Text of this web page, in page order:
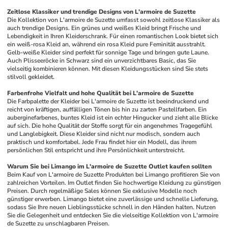
Zeitlose Klassiker und trendige Designs von L'armoire de Suzette
Die Kollektion von L'armoire de Suzette umfasst sowohl zeitlose Klassiker als
auch trendige Designs. Ein grünes und weißes Kleid bringt Frische und
Lebendigkeit in Ihren Kleiderschrank. Für einen romantischen Look bietet sich
ein weiß-rosa Kleid an, während ein rosa Kleid pure Feminität ausstrahlt.
Gelb-weiße Kleider sind perfekt für sonnige Tage und bringen gute Laune.
Auch Plisseeröcke in Schwarz sind ein unverzichtbares Basic, das Sie
vielseitig kombinieren können. Mit diesen Kleidungsstücken sind Sie stets
stilvoll gekleidet.
Farbenfrohe Vielfalt und hohe Qualität bei L'armoire de Suzette
Die Farbpalette der Kleider bei L'armoire de Suzette ist beeindruckend und
reicht von kräftigen, auffälligen Tönen bis hin zu zarten Pastellfarben. Ein
auberginefarbenes, buntes Kleid ist ein echter Hingucker und zieht alle Blicke
auf sich. Die hohe Qualität der Stoffe sorgt für ein angenehmes Tragegefühl
und Langlebigkeit. Diese Kleider sind nicht nur modisch, sondern auch
praktisch und komfortabel. Jede Frau findet hier ein Modell, das ihrem
persönlichen Stil entspricht und ihre Persönlichkeit unterstreicht.
Warum Sie bei Limango im L'armoire de Suzette Outlet kaufen sollten
Beim Kauf von L'armoire de Suzette Produkten bei Limango profitieren Sie von
zahlreichen Vorteilen. Im Outlet finden Sie hochwertige Kleidung zu günstigen
Preisen. Durch regelmäßige Sales können Sie exklusive Modelle noch
günstiger erwerben. Limango bietet eine zuverlässige und schnelle Lieferung,
sodass Sie Ihre neuen Lieblingsstücke schnell in den Händen halten. Nutzen
Sie die Gelegenheit und entdecken Sie die vielseitige Kollektion von L'armoire
de Suzette zu unschlagbaren Preisen.